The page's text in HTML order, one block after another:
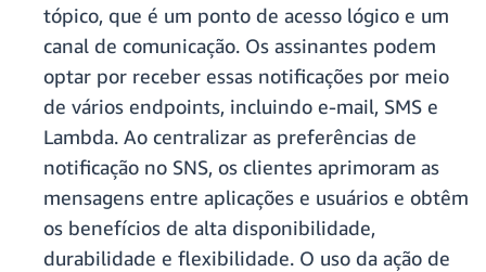
tópico, que é um ponto de acesso lógico e um
canal de comunicação. Os assinantes podem
optar por receber essas notificações por meio
de vários endpoints, incluindo e-mail, SMS e
Lambda. Ao centralizar as preferências de
notificação no SNS, os clientes aprimoram as
mensagens entre aplicações e usuários e obtêm
os benefícios de alta disponibilidade,
durabilidade e flexibilidade. O uso da ação de